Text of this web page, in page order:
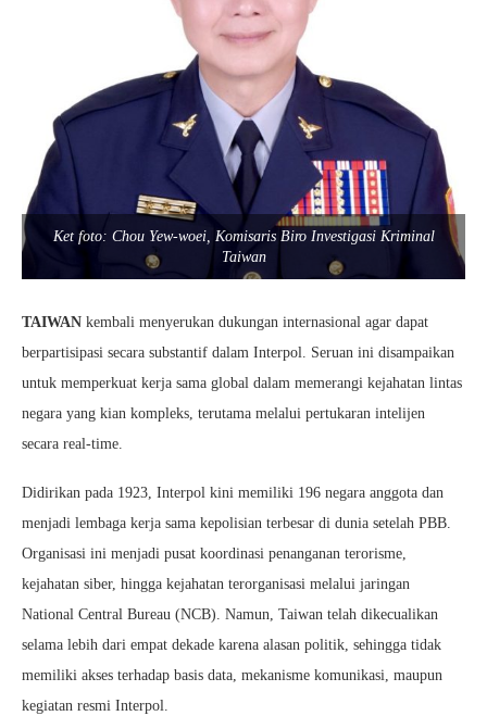
Ket foto: Chou Yew-woei, Komisaris Biro Investigasi Kriminal
Taiwan
TAIWAN kembali menyerukan dukungan internasional agar dapat
berpartisipasi secara substantif dalam Interpol. Seruan ini disampaikan
untuk memperkuat kerja sama global dalam memerangi kejahatan lintas
negara yang kian kompleks, terutama melalui pertukaran intelijen
secara real-time.
Didirikan pada 1923, Interpol kini memiliki 196 negara anggota dan
menjadi lembaga kerja sama kepolisian terbesar di dunia setelah PBB.
Organisasi ini menjadi pusat koordinasi penanganan terorisme,
kejahatan siber, hingga kejahatan terorganisasi melalui jaringan
National Central Bureau (NCB). Namun, Taiwan telah dikecualikan
selama lebih dari empat dekade karena alasan politik, sehingga tidak
memiliki akses terhadap basis data, mekanisme komunikasi, maupun
kegiatan resmi Interpol.